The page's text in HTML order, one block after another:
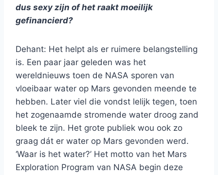
dus sexy zijn of het raakt moeilijk
gefinancierd?
Dehant: Het helpt als er ruimere belangstelling
is. Een paar jaar geleden was het
wereldnieuws toen de NASA sporen van
vloeibaar water op Mars gevonden meende te
hebben. Later viel die vondst lelijk tegen, toen
het zogenaamde stromende water droog zand
bleek te zijn. Het grote publiek wou ook zo
graag dát er water op Mars gevonden werd.
‘Waar is het water?’ Het motto van het Mars
Exploration Program van NASA begin deze